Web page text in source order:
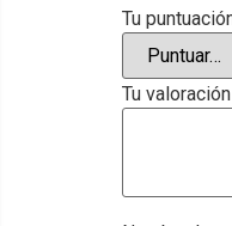
Tu
Tu valoración